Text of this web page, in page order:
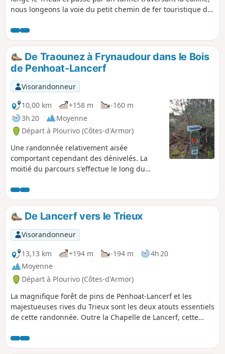
nous longeons la voie du petit chemin de fer touristique du
Château de la Roche Jagu et parvenir jusqu'à la Chapelle
Saint-Jean. Aucune crainte à avoir suite aux coups de fusils
entendus : un terrain de ball-trap est à proximité.
De Traounez à Frynaudour dans le Bois
de Penhoat-Lancerf
Visorandonneur
10,00 km
+158 m
-160 m
3h 20
Moyenne
Départ à Plourivo (Côtes-d'Armor)
Une randonnée relativement aisée
comportant cependant des dénivelés. La
moitié du parcours s'effectue le long du
des vues sur le Château de la Roche Jagu et
même au loin sur le pont de Lézardrieux.
De Lancerf vers le Trieux
Visorandonneur
13,13 km
+194 m -194 m
4h 20
Moyenne
Départ à Plourivo (Côtes-d'Armor)
La magnifique forêt de pins de Penhoat-Lancerf et les
majestueuses rives du Trieux sont les deux atouts essentiels
de cette randonnée. Outre la Chapelle de Lancerf, cette
Celle-ci est tristement célèbre car, en 1924, le site de Traou-
Nez appartenait à Pierre Quemeneur et Guillaume Seznec